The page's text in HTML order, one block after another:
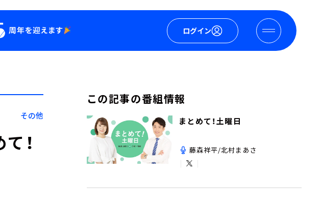
ログイン
その他
！
この記事の番組情報
まとめて！土曜日
藤森祥平/北村まあさ